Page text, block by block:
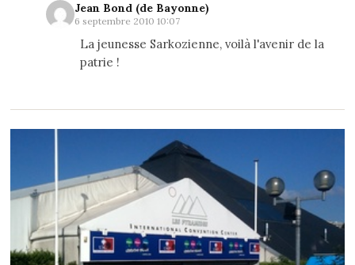
Jean Bond (de Bayonne)
6 septembre 2010 10:07
La jeunesse Sarkozienne, voilà l'avenir de la
patrie !